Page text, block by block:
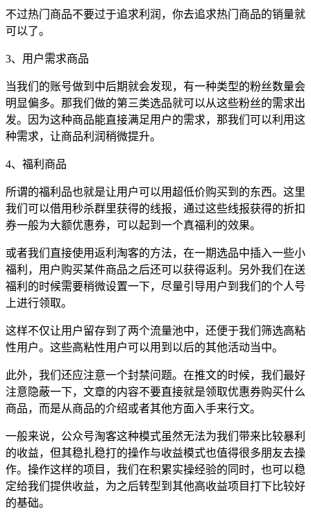
不过热门商品不要过于追求利润，你去追求热门商品的销量就
可以了。
3、用户需求商品
当我们的账号做到中后期就会发现，有一种类型的粉丝数量会
明显偏多。那我们做的第三类选品就可以从这些粉丝的需求出
发。因为这种商品能直接满足用户的需求，那我们可以利用这
种需求，让商品利润稍微提升。
4、福利商品
所谓的福利品也就是让用户可以用超低价购买到的东西。这里
我们可以借用秒杀群里获得的线报，通过这些线报获得的折扣
券一般为大额优惠券，可以起到一个真福利的效果。
或者我们直接使用返利淘客的方法，在一期选品中插入一些小
福利，用户购买某件商品之后还可以获得返利。另外我们在送
福利的时候需要稍微设置一下，尽量引导用户到我们的个人号
上进行领取。
这样不仅让用户留存到了两个流量池中，还便于我们筛选高粘
性用户。这些高粘性用户可以用到以后的其他活动当中。
此外，我们还应注意一个封禁问题。在推文的时候，我们最好
注意隐蔽一下，文章的内容不要直接就是领取优惠券购买什么
商品，而是从商品的介绍或者其他方面入手来行文。
一般来说，公众号淘客这种模式虽然无法为我们带来比较暴利
的收益，但其稳扎稳打的操作与收益模式也值得很多朋友去操
作。操作这样的项目，我们在积累实操经验的同时，也可以稳
定给我们提供收益，为之后转型到其他高收益项目打下比较好
的基础。